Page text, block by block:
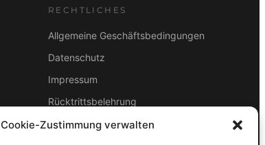
Cookie-Zustimmung verwalten
RECHTLICHES
Allgemeine Geschäftsbedingungen
Datenschutz
Impressum
Rücktrittsbelehrung
ZAHLUNGSARTEN